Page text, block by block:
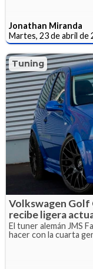
Jonathan Miranda
Martes, 23 de abril de
Tuning
Volkswagen Golf
recibe ligera
El tuner alemán JMS
hacer con la cuarta